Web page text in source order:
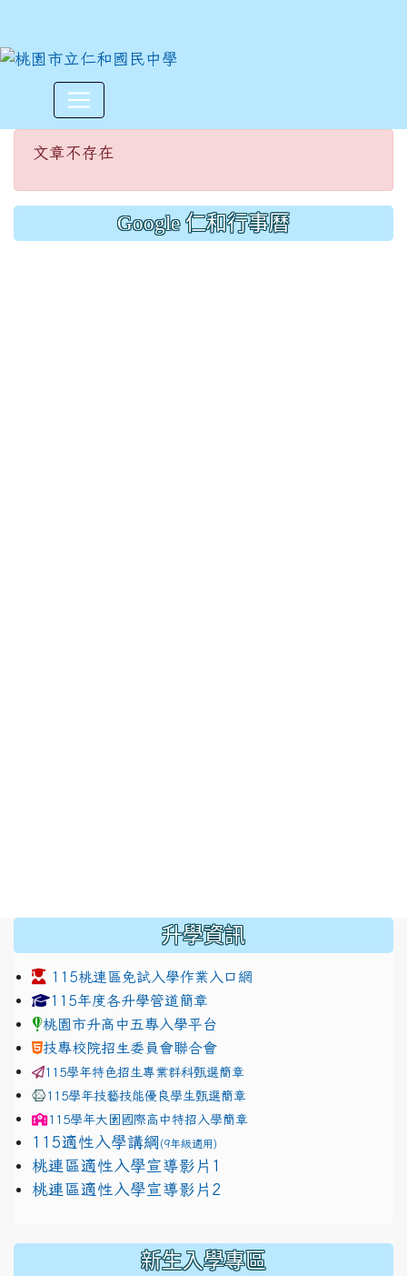
文章不存在
文章不存在
Google 仁和行事曆
升學資訊
115桃連區免試入學作業入口網
link to https://www.jhjhs.tyc.edu.tw/modules/
115年度各升學管道簡章
桃園市升高中五專入學平台
技專校院招生委員會聯合會
115學年特色招生專業群科甄選簡章
115學年技藝技能優良學生甄選簡章
115學年大園國際高中特招入學簡章
115適性入學講綱 (9年級適用)
link to https://docs.google.com/presentation/d/
桃連區適性入學宣導影片1
link to https://docs.google.com/presentation/d/
桃連區適性入學宣導影片2
新生入學專區